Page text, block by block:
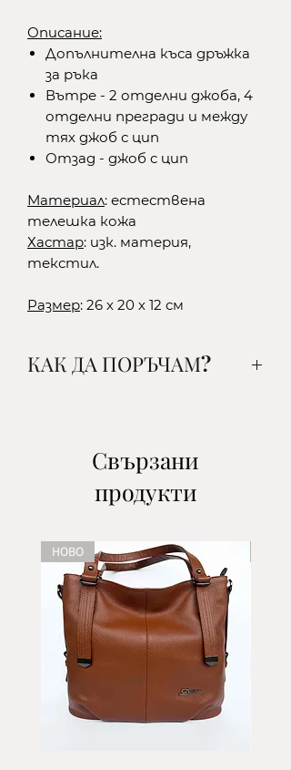
Описание:
Допълнителна къса дръжка
за ръка
Вътре - 2 отделни джоба, 4
отделни прегради и между
тях джоб с цип
Отзад - джоб с цип
Материал: естествена
телешка кожа
Хастар: изк. материя,
текстил.
Размер: 26 х 20 х 12 см
КАК ДА ПОРЪЧАМ?
-до офис на ЕКОНТ- наложен
-до офис на СПИДИ- наложен
платеж/поема се от клиента/
-с куриер на ЕКОНТ- наложен
платеж/поема се от клиента/
-с куриер на СПИДИ- наложен
платеж/поема се от клиента/
3.Въведете данни за доставка
*В полето ''Адрес'' въведете
адреса на офисът на
куриерската фирма, която
Свързани
продукти
НОВО